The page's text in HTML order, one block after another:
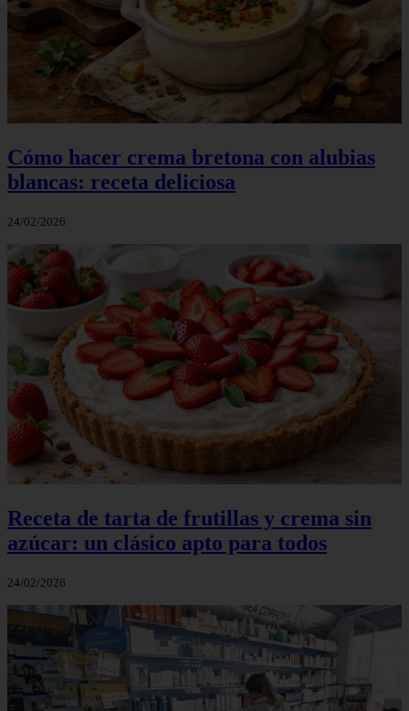
Cómo hacer crema bretona con alubias
blancas: receta deliciosa
24/02/2026
Receta de tarta de frutillas y crema sin
azúcar: un clásico apto para todos
24/02/2026